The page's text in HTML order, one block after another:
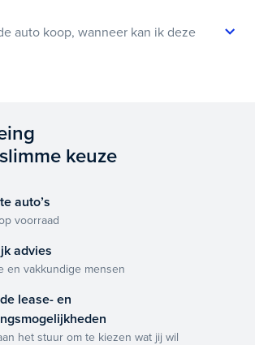
auto koop, wanneer kan ik deze
keuze
auto’s
voorraad
advies
en vakkundige mensen
lease- en
het stuur om te kiezen wat jij wil